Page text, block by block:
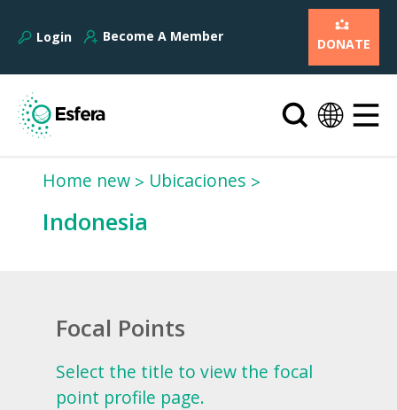
Login Become A Member DONATE
Home new Ubicaciones
Indonesia
Focal Points
Select the title to view the focal
point profile page.